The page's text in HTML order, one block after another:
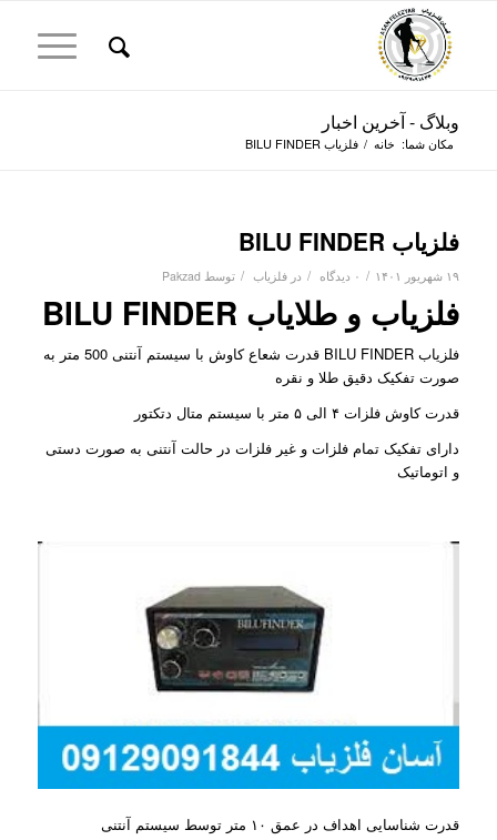
وبلاگ - آخرین اخبار
مکان شما: خانه / فلزیاب BILU FINDER
فلزیاب BILU FINDER
۱۹ شهریور ۱۴۰۱ / ۰ دیدگاه / در فلزیاب / توسط Pakzad
فلزیاب و طلایاب BILU FINDER
فلزیاب BILU FINDER قدرت شعاع کاوش با سیستم آنتنی 500 متر به
صورت تفکیک دقیق طلا و نقره
قدرت کاوش فلزات ۴ الی ۵ متر با سیستم متال دتکتور
دارای تفکیک تمام فلزات و غیر فلزات در حالت آنتنی به صورت دستی
و اتوماتیک
قدرت شناسایی اهداف در عمق ۱۰ متر توسط سیستم آنتنی